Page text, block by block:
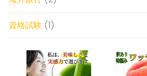
資格試験 (1)